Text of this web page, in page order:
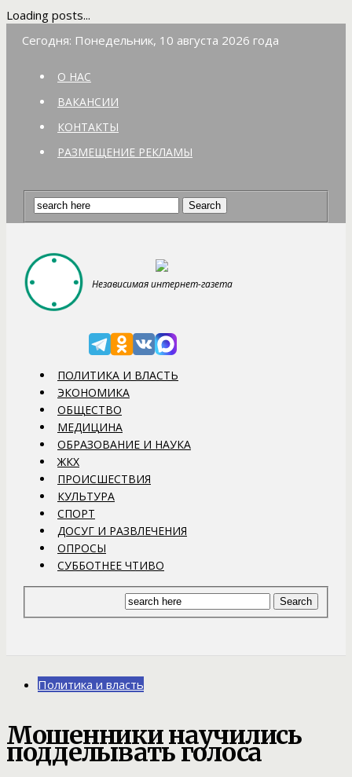
Loading posts...
Сегодня: Понедельник, 10 августа 2026 года
О НАС
ВАКАНСИИ
КОНТАКТЫ
РАЗМЕЩЕНИЕ РЕКЛАМЫ
Независимая интернет-газета
ПОЛИТИКА И ВЛАСТЬ
ЭКОНОМИКА
ОБЩЕСТВО
МЕДИЦИНА
ОБРАЗОВАНИЕ И НАУКА
ЖКХ
ПРОИСШЕСТВИЯ
КУЛЬТУРА
СПОРТ
ДОСУГ И РАЗВЛЕЧЕНИЯ
ОПРОСЫ
СУББОТНЕЕ ЧТИВО
Политика и власть
Мошенники научились
подделывать голоса